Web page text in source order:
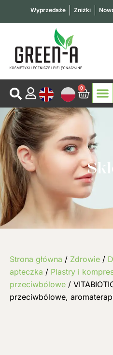
Przejdź
do
Wyprzedaże Zniżki
0
Wózek
Strona główna / Zdrowie /
apteczka / Plastry i
przeciwbólowe /
przeciwbólowe,